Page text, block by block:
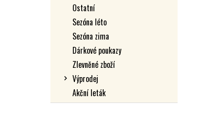
Ostatní
Sezóna léto
Sezóna zima
Dárkové poukazy
Zlevněné zboží
Výprodej
Akční leták